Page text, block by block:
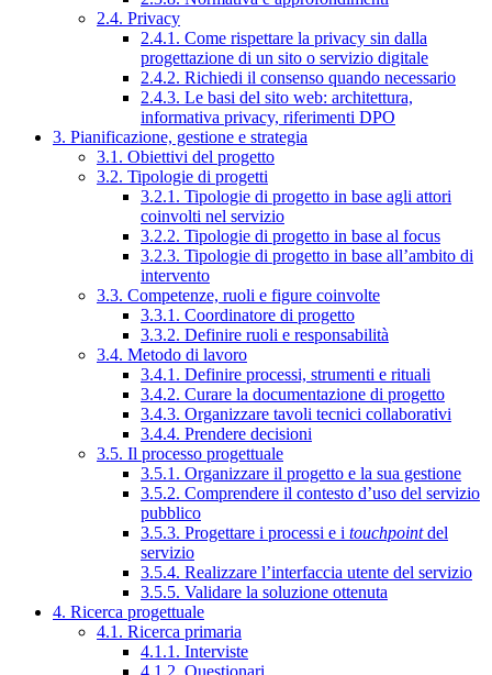
2.4. Privacy
2.4.1. Come rispettare la privacy sin dalla
progettazione di un sito o servizio digitale
2.4.2. Richiedi il consenso quando necessario
2.4.3. Le basi del sito web: architettura,
informativa privacy, riferimenti DPO
3. Pianificazione, gestione e strategia
3.1. Obiettivi del progetto
3.2. Tipologie di progetti
3.2.1. Tipologie di progetto in base agli attori
coinvolti nel servizio
3.2.2. Tipologie di progetto in base al focus
3.2.3. Tipologie di progetto in base all’ambito di
intervento
3.3. Competenze, ruoli e figure coinvolte
3.3.1. Coordinatore di progetto
3.3.2. Definire ruoli e responsabilità
3.4. Metodo di lavoro
3.4.1. Definire processi, strumenti e rituali
3.4.2. Curare la documentazione di progetto
3.4.3. Organizzare tavoli tecnici collaborativi
3.4.4. Prendere decisioni
3.5. Il processo progettuale
3.5.1. Organizzare il progetto e la sua gestione
3.5.2. Comprendere il contesto d’uso del servizio
pubblico
3.5.3. Progettare i processi e i touchpointdel
servizio
3.5.4. Realizzare l’interfaccia utente del servizio
3.5.5. Validare la soluzione ottenuta
4. Ricerca progettuale
4.1. Ricerca primaria
4.1.1. Interviste
4.1.2. Questionari